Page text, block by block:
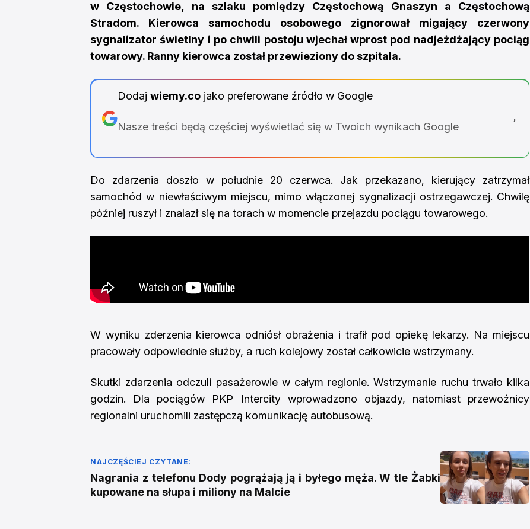
w Częstochowie, na szlaku pomiędzy Częstochową Gnaszyn a Częstochową
Stradom. Kierowca samochodu osobowego zignorował migający czerwony
sygnalizator świetlny i po chwili postoju wjechał wprost pod nadjeżdżający pociąg
towarowy. Ranny kierowca został przewieziony do szpitala.
Dodaj wiemy.cojako preferowane źródło w Google
Nasze treści będą częściej wyświetlać się w Twoich wynikach Google
→
Do zdarzenia doszło w południe 20 czerwca. Jak przekazano, kierujący zatrzymał
samochód w niewłaściwym miejscu, mimo włączonej sygnalizacji ostrzegawczej. Chwilę
później ruszył i znalazł się na torach w momencie przejazdu pociągu towarowego.
W wyniku zderzenia kierowca odniósł obrażenia i trafił pod opiekę lekarzy. Na miejscu
pracowały odpowiednie służby, a ruch kolejowy został całkowicie wstrzymany.
Skutki zdarzenia odczuli pasażerowie w całym regionie. Wstrzymanie ruchu trwało kilka
godzin. Dla pociągów PKP Intercity wprowadzono objazdy, natomiast przewoźnicy
regionalni uruchomili zastępczą komunikację autobusową.
NAJCZĘŚCIEJ CZYTANE:
Nagrania z telefonu Dody pogrążają ją i byłego męża. W tle Żabki
kupowane na słupa i miliony na Malcie